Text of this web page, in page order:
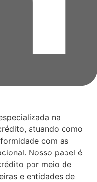
na
atuando como
com as
Nosso papel é
por meio de
e entidades de